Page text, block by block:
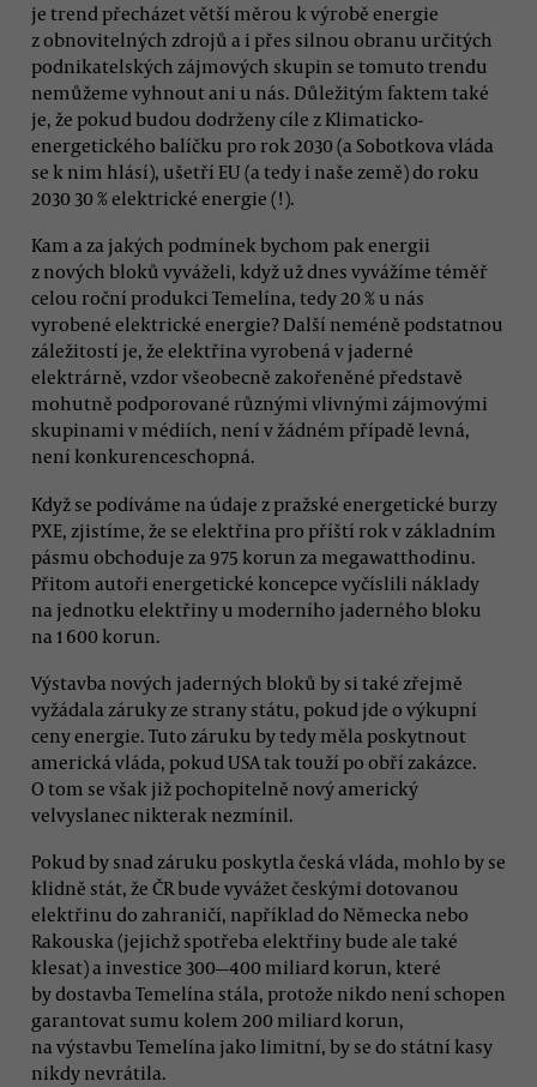
je trend přecházet větší měrou k výrobě energie
z obnovitelných zdrojů a i přes silnou obranu určitých
podnikatelských zájmových skupin se tomuto trendu
nemůžeme vyhnout ani u nás. Důležitým faktem také
je, že pokud budou dodrženy cíle z Klimaticko-
energetického balíčku pro rok 2030 (a Sobotkova vláda
se k nim hlásí), ušetří EU (a tedy i naše země) do roku
2030 30 % elektrické energie (!).
Kam a za jakých podmínek bychom pak energii
z nových bloků vyváželi, když už dnes vyvážíme téměř
celou roční produkci Temelína, tedy 20 % u nás
vyrobené elektrické energie? Další neméně podstatnou
záležitostí je, že elektřina vyrobená v jaderné
elektrárně, vzdor všeobecně zakořeněné představě
mohutně podporované různými vlivnými zájmovými
skupinami v médiích, není v žádném případě levná,
není konkurenceschopná.
Když se podíváme na údaje z pražské energetické burzy
PXE, zjistíme, že se elektřina pro příští rok v základním
pásmu obchoduje za 975 korun za megawatthodinu.
Přitom autoři energetické koncepce vyčíslili náklady
na jednotku elektřiny u moderního jaderného bloku
na 1 600 korun.
Výstavba nových jaderných bloků by si také zřejmě
vyžádala záruky ze strany státu, pokud jde o výkupní
ceny energie. Tuto záruku by tedy měla poskytnout
americká vláda, pokud USA tak touží po obří zakázce.
O tom se však již pochopitelně nový americký
velvyslanec nikterak nezmínil.
Pokud by snad záruku poskytla česká vláda, mohlo by se
klidně stát, že ČR bude vyvážet českými dotovanou
elektřinu do zahraničí, například do Německa nebo
Rakouska (jejichž spotřeba elektřiny bude ale také
klesat) a investice 300—400 miliard korun, které
by dostavba Temelína stála, protože nikdo není schopen
garantovat sumu kolem 200 miliard korun,
na výstavbu Temelína jako limitní, by se do státní kasy
nikdy nevrátila.